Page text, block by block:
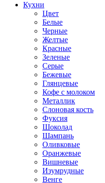
Кухни
Цвет
Белые
Черные
Желтые
Красные
Зеленые
Серые
Бежевые
Глянцевые
Кофе с молоком
Металлик
Слоновая кость
Фуксия
Шоколад
Шампань
Оливковые
Оранжевые
Вишневые
Изумрудные
Венге